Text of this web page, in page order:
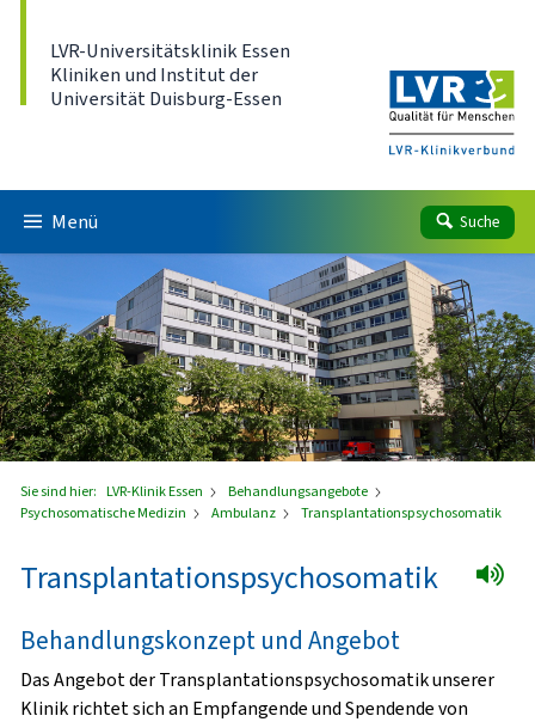
LVR-Universitätsklinik Essen
Kliniken und Institut der
Universität Duisburg-Essen
Menü Suche
Sie sind hier: LVR-Klinik Essen
Behandlungsangebote
Psychosomatische Medizin
Ambulanz Transplantationspsychosomatik
Transplantationspsychosomatik
Behandlungskonzept und Angebot
Das Angebot der Transplantationspsychosomatik unserer
Klinik richtet sich an Empfangende und Spendende von